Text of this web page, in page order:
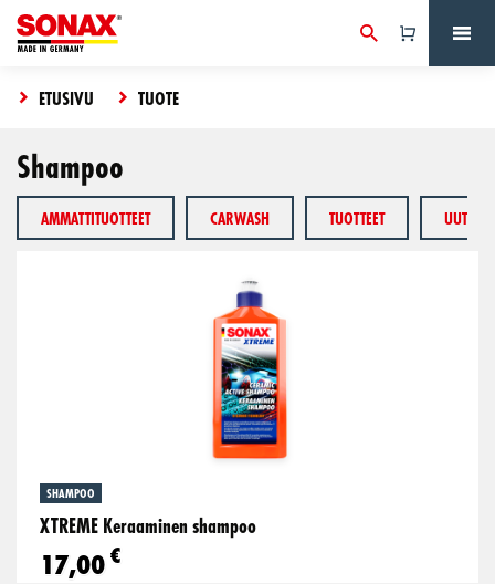
ETUSIVU TUOTE
Shampoo
AMMATTITUOTTEET CARWASH TUOTTEET
SHAMPOO
XTREME Keraaminen shampoo
17,00€